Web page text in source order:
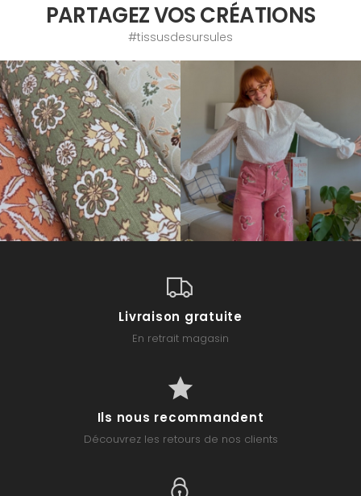
PARTAGEZ VOS CRÉATIONS
#tissusdesursules
Livraison gratuite
En retrait magasin
Ils nous recommandent
Découvrez les retours de nos clients